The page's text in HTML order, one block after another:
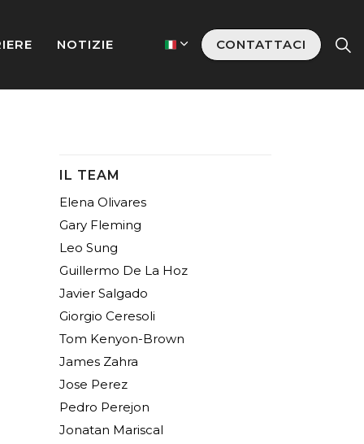
NOTIZIE CONTATTACI
IL TEAM
Elena Olivares
Gary Fleming
Leo Sung
Guillermo De La Hoz
Javier Salgado
Giorgio Ceresoli
Tom Kenyon-Brown
James Zahra
Jose Perez
Pedro Perejon
Jonatan Mariscal